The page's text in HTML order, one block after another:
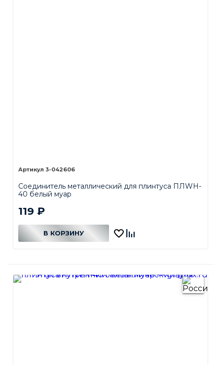
3-042606
Соединитель металлический для плинтуса ПЛWH-
40 белый муар
119 ₽
В КОРЗИНУ В КОРЗИНЕ